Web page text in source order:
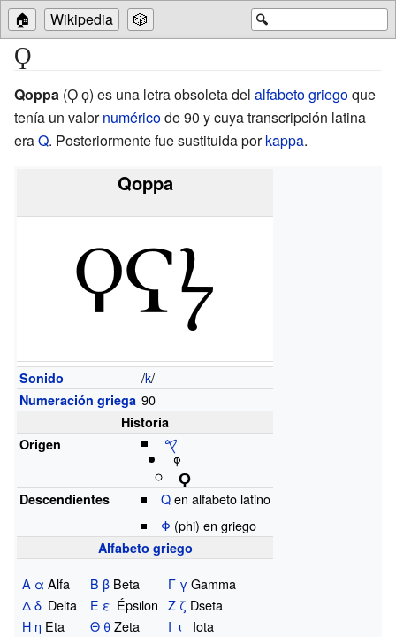
🔍
🏠 Wikipedia 🎲
Ϙ
Qoppa (Ϙ ϙ) es una letra obsoleta del alfabeto griegoque
tenía un valornuméricode 90 y cuya transcripción latina
eraQ. Posteriormente fue sustituida porkappa.
Qoppa
Sonido /k/
Numeración griega 90
Historia
Origen
𐤒
Ϙ
Descendientes Qen alfabeto latino
Φ (phi) en griego
Alfabeto griego
Α α Alfa Β β Beta Γ γ Gamma
Δδ Delta Ε ε Épsilon Ζ ζ Dseta
Η η Eta Θ θZeta Ι ι
Iota